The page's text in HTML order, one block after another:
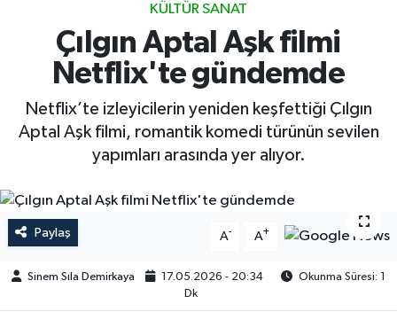
KÜLTÜR SANAT
Çılgın Aptal Aşk filmi
Netflix'te gündemde
Netflix’te izleyicilerin yeniden keşfettiği Çılgın
Aptal Aşk filmi, romantik komedi türünün sevilen
yapımları arasında yer alıyor.
Paylaş A- A+
Sinem Sıla Demirkaya 17.05.2026 - 20:34
Okunma Süresi: 1
Dk